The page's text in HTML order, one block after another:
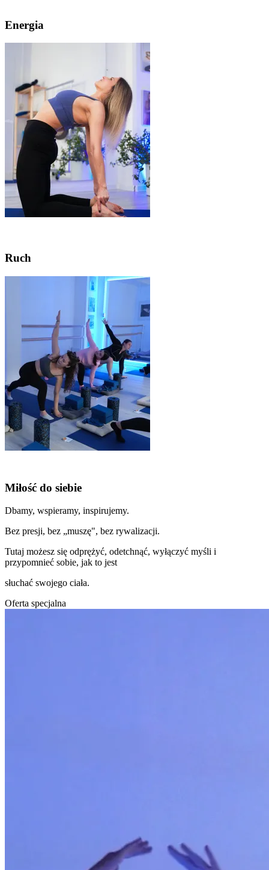
Energia
Ruch
Miłość do siebie
Dbamy, wspieramy, inspirujemy.
Bez presji, bez „muszę", bez rywalizacji.
Tutaj możesz się odprężyć, odetchnąć, wyłączyć myśli i
przypomnieć sobie, jak to jest
słuchać swojego ciała.
Oferta specjalna